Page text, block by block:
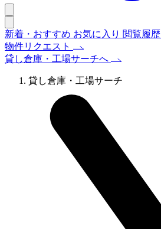
新着・おすすめ お気に入り 閲覧履歴
物件リクエスト
貸し倉庫・工場サーチへ
貸し倉庫・工場サーチ